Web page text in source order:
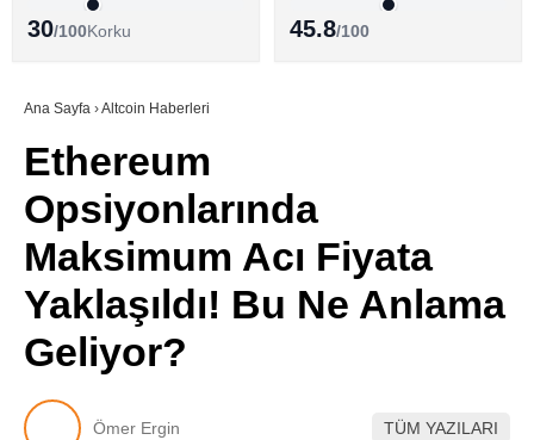
Pinterest
Telegram
ALTCOİN HABERLERİ
SÖZLÜK
30/100Korku 45.8/100
Ana Sayfa ›Altcoin Haberleri
Ethereum
Opsiyonlarında
Maksimum Acı Fiyata
Yaklaşıldı! Bu Ne Anlama
Geliyor?
Ömer Ergin TÜM YAZILARI